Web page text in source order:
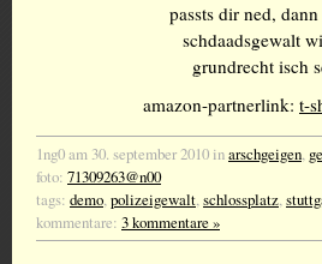
passts dir ned,
schdaadsgewalt
grundrecht isch
amazon-partnerlink: t-
1ng0 am 30. september 2010 inarschgeigen,
foto: 71309263@n00
tags: demo,polizeigewalt,schlossplatz,
kommentare: 3 kommentare »